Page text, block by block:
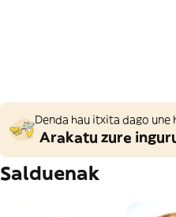
Denda hau itxita dago
Arakatu zure
Salduenak